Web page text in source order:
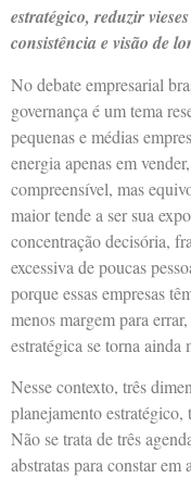
estratégico, reduzir
consistência e visão de
No debate empresarial
governança é um tema
pequenas e médias
energia apenas em
compreensível, mas
maior tende a ser sua
concentração decisória,
excessiva de poucas
porque essas empresas
menos margem para
estratégica se torna ainda
Nesse contexto, três
planejamento estratégico,
Não se trata de três
abstratas para constar